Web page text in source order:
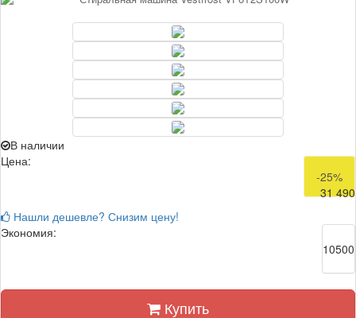
В наличии
Цена:
41 990
-25%
31 490
Нашли дешевле? Снизим цену!
Экономия:
10500
Купить